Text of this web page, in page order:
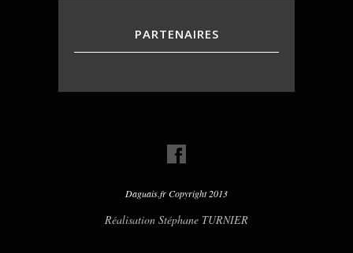
PARTENAIRES
Daguais.fr Copyright 2013
Réalisation Stéphane TURNIER